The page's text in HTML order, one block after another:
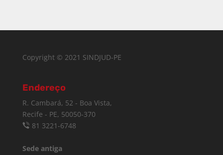
Copyright © 2021 SINDJUD-PE
Endereço
R. Cambará, 52 - Boa Vista,
Recife - PE, 50050-370
81 3221-6748
Sede antiga